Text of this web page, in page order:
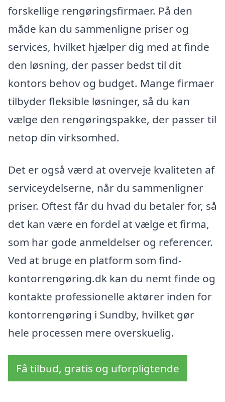
forskellige rengøringsfirmaer. På den
måde kan du sammenligne priser og
services, hvilket hjælper dig med at finde
den løsning, der passer bedst til dit
kontors behov og budget. Mange firmaer
tilbyder fleksible løsninger, så du kan
vælge den rengøringspakke, der passer til
netop din virksomhed.
Det er også værd at overveje kvaliteten af
serviceydelserne, når du sammenligner
priser. Oftest får du hvad du betaler for, så
det kan være en fordel at vælge et firma,
som har gode anmeldelser og referencer.
Ved at bruge en platform som find-
kontorrengøring.dk kan du nemt finde og
kontakte professionelle aktører inden for
kontorrengøring i Sundby, hvilket gør
hele processen mere overskuelig.
Få tilbud, gratis og uforpligtende